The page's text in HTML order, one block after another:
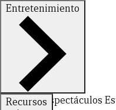
FinanzasOpinión
Entretenimiento
DeportesEspectáculos
Recursos
CERRAR